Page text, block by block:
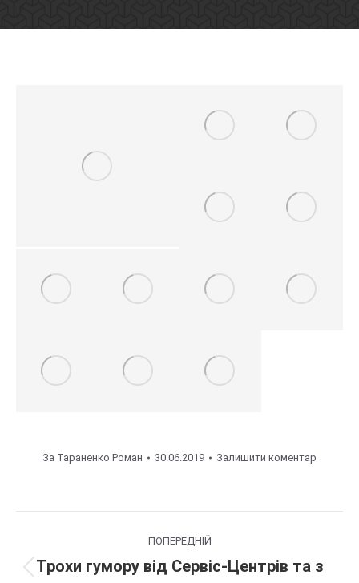
За Тараненко Роман 30.06.2019 Залишити коментар
по
ПОПЕРЕДНІЙ
Попередній
Трохи гумору від Сервіс-Центрів та з